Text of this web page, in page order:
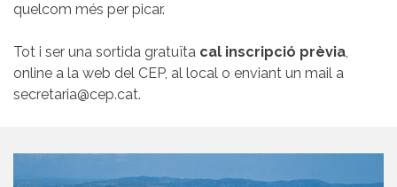
quelcom més per picar.
Tot i ser una sortida gratuïta cal inscripció prèvia
online a la web del CEP, al local o enviant un mail a
secretaria@cep.cat.